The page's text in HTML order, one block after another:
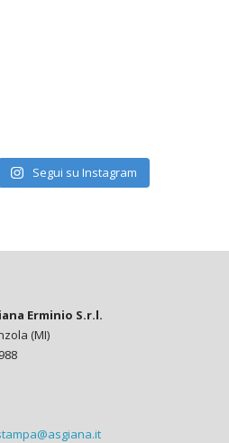
Segui su Instagram
Erminio S.r.l.
(MI)